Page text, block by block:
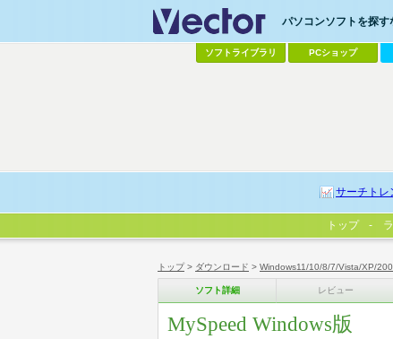
トップ> ダウンロード > Windows11/10/8/7/Vista/XP/
ソフト詳細 レビュー
MySpeed Windows版
パソコンソフトを探す
ソフトライブラリ PCショップ
サーチトレ
トップ